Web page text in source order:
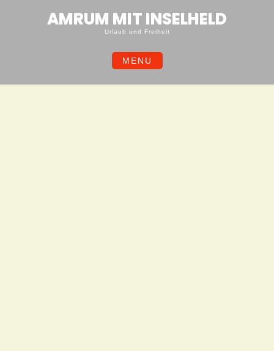
AMRUM MIT INSELHELD
Urlaub und Freiheit
MENU